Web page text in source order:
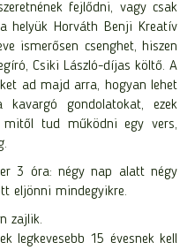
fejlődni, vagy csak
helyük Horváth Benji Kreatív
ismerősen csenghet, hiszen
Csiki László-díjas költő. A
ad majd arra, hogyan lehet
gondolatokat, ezek
mitől tud működni egy vers,
3 óra: négy nap alatt négy
eljönni mindegyikre.
zajlik.
legkevesebb 15 évesnek kell